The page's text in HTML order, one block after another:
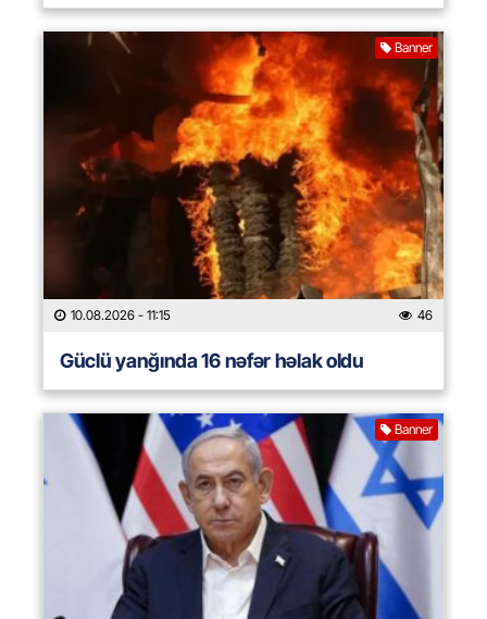
Banner
10.08.2026 - 11:15 46
Güclü yanğında 16 nəfər həlak oldu
Banner